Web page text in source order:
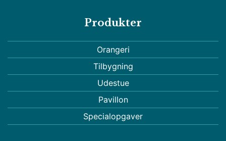
Produkter
Orangeri
Tilbygning
Udestue
Pavillon
Specialopgaver